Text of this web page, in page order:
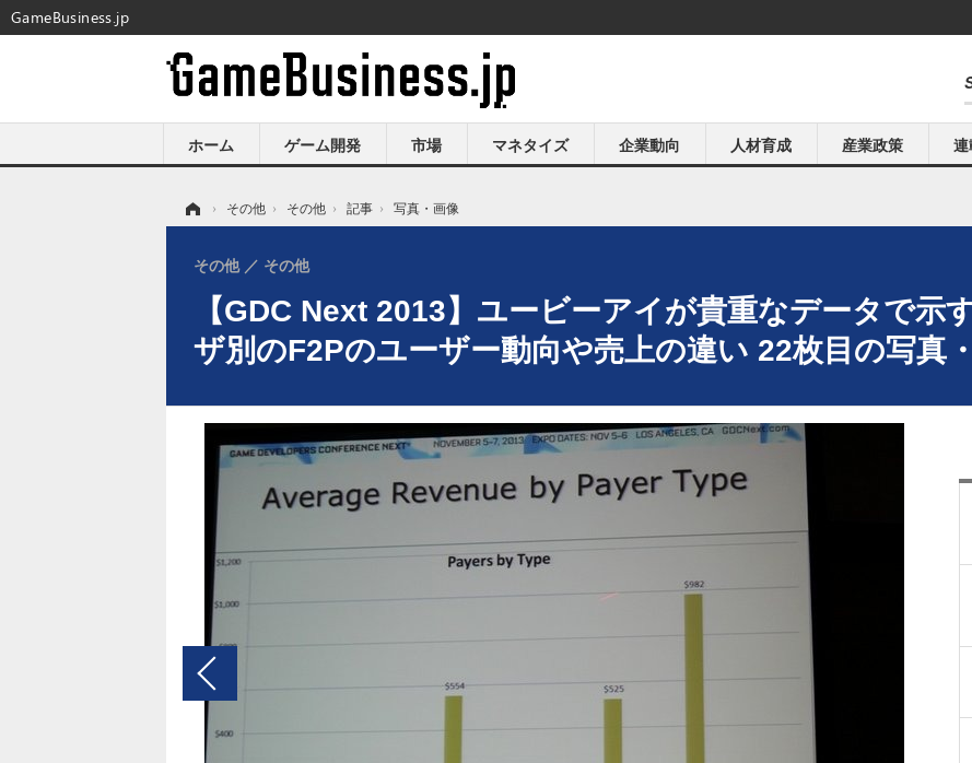
ホーム ゲーム開発 市場 マネタイズ 企業動向 人材育成 産業政策 連
› その他 › その他 › 記事 › 写真・画像
【GDC Next 2013】ユービーアイが貴重なデータで示
ザ別のF2Pのユーザー動向や売上の違い 22枚目の写真
その他 その他
GameBusiness.jp